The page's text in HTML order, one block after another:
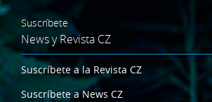
Suscríbete
News y Revista CZ
Suscríbete a la Revista CZ
Suscríbete a News CZ